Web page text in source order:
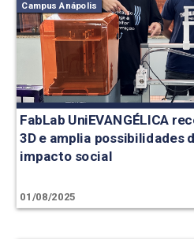
Campus Anápolis
FabLab UniEVANGÉLICA
3D e amplia possibilidades
impacto social
01/08/2025